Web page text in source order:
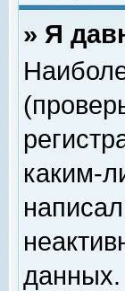
» Я
каким-
данных.